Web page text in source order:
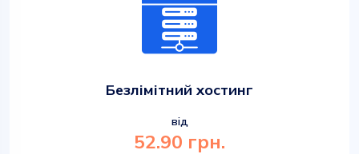
Безлімітний хостинг
від
52.90 грн.